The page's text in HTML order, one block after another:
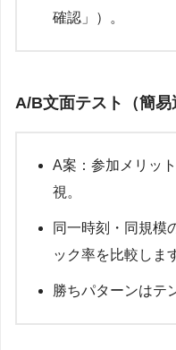
確認」）。
A/B文面テスト（簡易
A案：参加メリッ
視。
同一時刻・同規模
ック率を比較しま
勝ちパターンはテ